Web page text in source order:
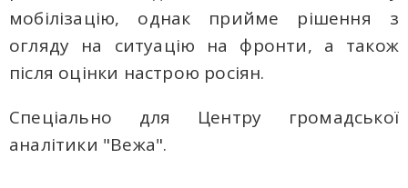
мобілізацію, однак прийме рішення з
огляду на ситуацію на фронти, а також
після оцінки настрою росіян.
Спеціально для Центру громадської
аналітики "Вежа".